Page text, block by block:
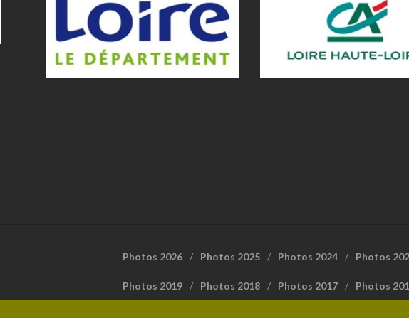
Photos 2026 Photos 2025 Photos 2024 Photos
Photos 2019 Photos 2018 Photos 2017 Photos